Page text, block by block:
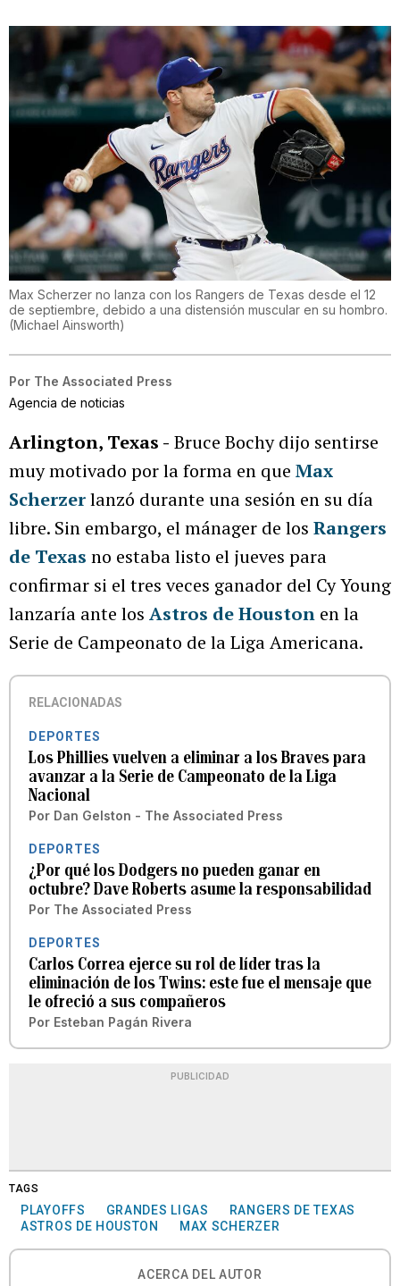
Max Scherzer no lanza con los Rangers de Texas desde el 12
de septiembre, debido a una distensión muscular en su hombro.
(Michael Ainsworth)
Por The Associated Press
Agencia de noticias
Arlington, Texas - Bruce Bochy dijo sentirse
muy motivado por la forma en que Max
Scherzerlanzó durante una sesión en su día
libre. Sin embargo, el mánager de los Rangers
de Texas no estaba listo el jueves para
confirmar si el tres veces ganador del Cy Young
lanzaría ante los Astros de Houston en la
Serie de Campeonato de la Liga Americana.
RELACIONADAS
DEPORTES
Los Phillies vuelven a eliminar a los Braves para
avanzar a la Serie de Campeonato de la Liga
Nacional
Por Dan Gelston - The Associated Press
DEPORTES
¿Por qué los Dodgers no pueden ganar en
octubre? Dave Roberts asume la responsabilidad
Por The Associated Press
DEPORTES
Carlos Correa ejerce su rol de líder tras la
eliminación de los Twins: este fue el mensaje que
le ofreció a sus compañeros
Por Esteban Pagán Rivera
PUBLICIDAD
TAGS
PLAYOFFS GRANDES LIGAS
RANGERS DE TEXAS
ASTROS DE HOUSTON
MAX SCHERZER
ACERCA DEL AUTOR